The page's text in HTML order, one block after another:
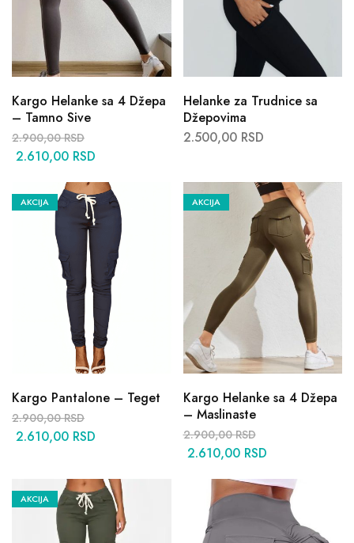
Kargo Helanke sa 4 Džepa
– Tamno Sive
2.900,00RSD
2.610,00 RSD
Helanke za Trudnice sa
Džepovima
2.500,00 RSD
AKCIJA
Kargo Pantalone – Teget
2.900,00RSD
2.610,00 RSD
AKCIJA
Kargo Helanke sa 4 Džepa
– Maslinaste
2.900,00RSD
2.610,00 RSD
AKCIJA